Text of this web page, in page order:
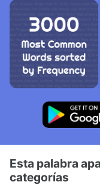
Esta palabra
categorías